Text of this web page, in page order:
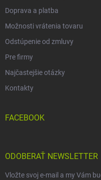
Doprava a platba
Možnosti vrátenia tovaru
Odstúpenie od zmluvy
Pre firmy
Najčastejšie otázky
Kontakty
FACEBOOK
ODOBERAŤ NEWSLETTER
Vložte svoj e-mail a my Vám